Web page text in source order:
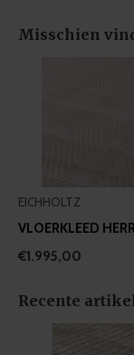
Misschien
EICHHOLTZ
VLOERKLEED
€1.995,00
Recente